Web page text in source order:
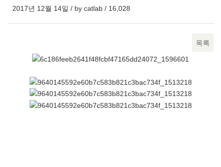
2017년 12월 14일 / by catlab / 16,028
목록